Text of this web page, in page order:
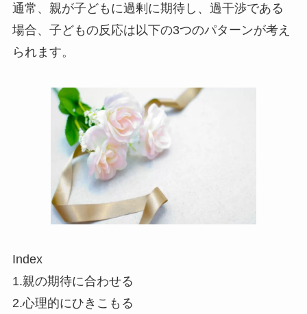
通常、親が子どもに過剰に期待し、過干渉である
場合、子どもの反応は以下の3つのパターンが考え
られます。
Index
1.親の期待に合わせる
2.心理的にひきこもる